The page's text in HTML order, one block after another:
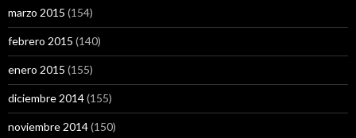
marzo 2015 (154)
febrero 2015 (140)
enero 2015 (155)
diciembre 2014(155)
noviembre 2014(150)